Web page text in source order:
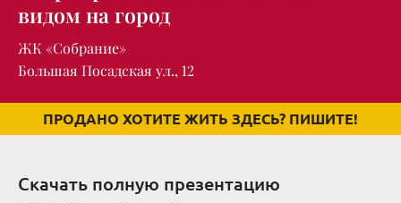
видом на город
ЖК «Собрание»
Большая Посадская ул., 12
ПРОДАНО ХОТИТЕ ЖИТЬ ЗДЕСЬ? ПИШИТЕ!
Скачать полную презентацию